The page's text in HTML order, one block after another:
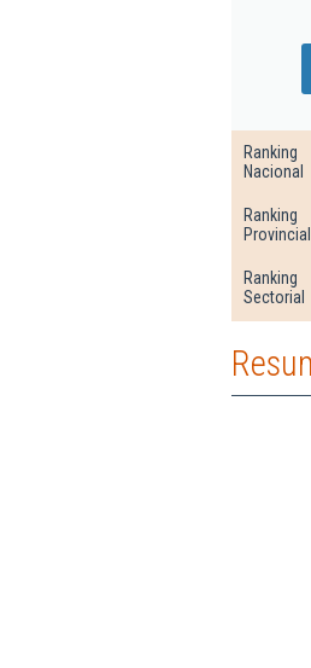
Ranking
Nacional
Ranking
Provincial
Ranking
Sectorial